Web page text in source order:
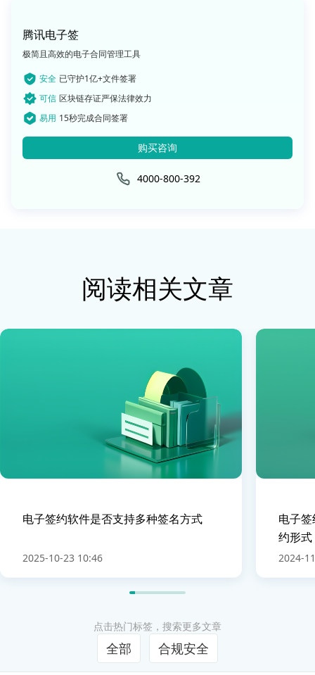
腾讯电子签
极简且高效的电子合同管理工具
安全 已守护1亿+文件签署
可信 区块链存证严保法律效力
易用 15秒完成合同签署
购买咨询
4000-800-392
阅读相关文章
电子签约软件是否支持多种签名方式
2025-10-23 10:46
电子
约形式
2024-
点击热门标签，搜索更多文章
全部 合规安全